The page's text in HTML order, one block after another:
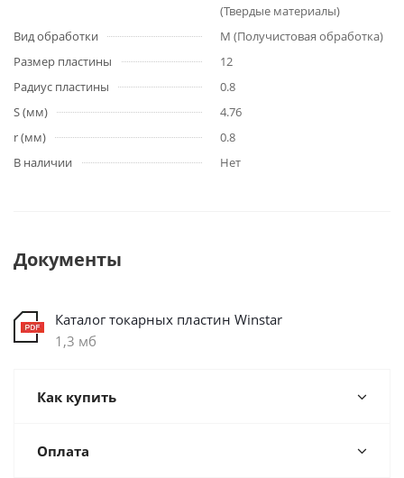
(Твердые материалы)
Вид обработки
M (Получистовая обработка)
Размер пластины
12
Радиус пластины
0.8
S (мм)
4.76
r (мм)
0.8
В наличии
Нет
Документы
Каталог токарных пластин Winstar
1,3 мб
Как купить
Оплата